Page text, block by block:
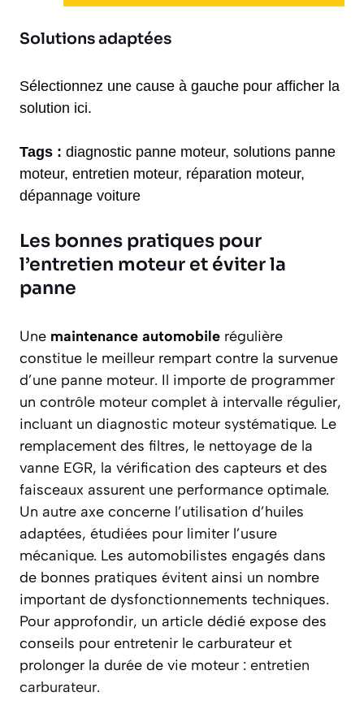
Solutions adaptées
Sélectionnez une cause à gauche pour afficher la
solution ici.
Tags : diagnostic panne moteur, solutions panne
moteur, entretien moteur, réparation moteur,
dépannage voiture
Les bonnes pratiques pour
l’entretien moteur et éviter la
panne
Une maintenance automobile régulière
constitue le meilleur rempart contre la survenue
d’une panne moteur. Il importe de programmer
un contrôle moteur complet à intervalle régulier,
incluant un diagnostic moteur systématique. Le
remplacement des filtres, le nettoyage de la
vanne EGR, la vérification des capteurs et des
faisceaux assurent une performance optimale.
Un autre axe concerne l’utilisation d’huiles
adaptées, étudiées pour limiter l’usure
mécanique. Les automobilistes engagés dans
de bonnes pratiques évitent ainsi un nombre
important de dysfonctionnements techniques.
Pour approfondir, un article dédié expose des
conseils pour entretenir le carburateur et
prolonger la durée de vie moteur : entretien
carburateur.